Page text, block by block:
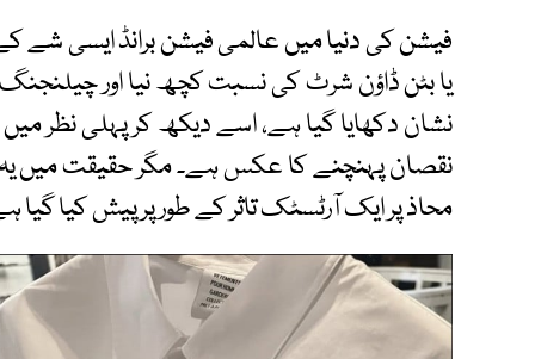
فیشن کی دنیا میں عالمی فیشن برانڈ ایسی
یا بٹن ڈاؤن شرٹ کی نسبت کچھ نیا اور
نشان دکھایا گیا ہے، اسے دیکھ کر پہلی نظر
نقصان پہنچنے کا عکس ہے۔ مگر حقیقت
محاذ پر ایک آرٹسٹک تاثر کے طور پر پیش کیا گیا